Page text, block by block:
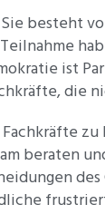
besteht
ist
die
beraten